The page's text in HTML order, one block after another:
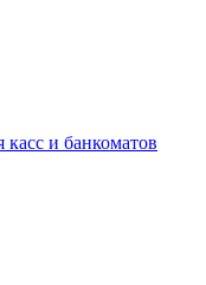
и банкоматов